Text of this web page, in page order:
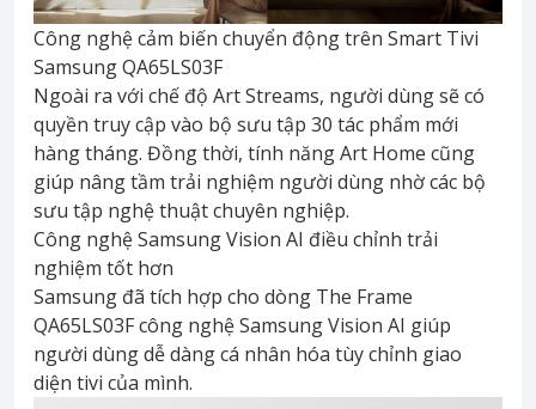
Công nghệ cảm biến chuyển động trên Smart Tivi
Samsung QA65LS03F
Ngoài ra với chế độ Art Streams, người dùng sẽ có
quyền truy cập vào bộ sưu tập 30 tác phẩm mới
hàng tháng. Đồng thời, tính năng Art Home cũng
giúp nâng tầm trải nghiệm người dùng nhờ các bộ
sưu tập nghệ thuật chuyên nghiệp.
Công nghệ Samsung Vision AI điều chỉnh trải
nghiệm tốt hơn
Samsung đã tích hợp cho dòng The Frame
QA65LS03F công nghệ Samsung Vision AI giúp
người dùng dễ dàng cá nhân hóa tùy chỉnh giao
diện tivi của mình.